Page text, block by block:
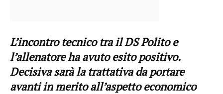
L’incontro tecnico tra il DS Polito e
l’allenatore ha avuto esito positivo.
Decisiva sarà la trattativa da portare
avanti in merito all’aspetto economico